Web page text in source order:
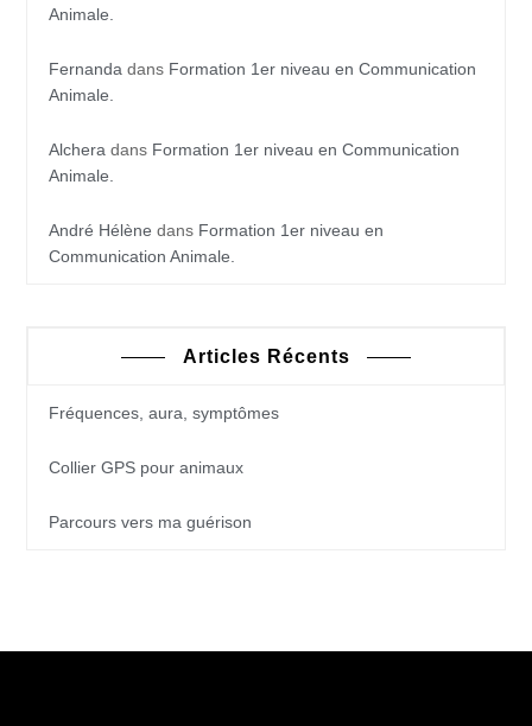
Animale.
Fernanda dans Formation 1er niveau en Communication
Animale.
Alchera dans Formation 1er niveau en Communication
Animale.
André Hélène dans Formation 1er niveau en
Communication Animale.
Articles Récents
Fréquences, aura, symptômes
Collier GPS pour animaux
Parcours vers ma guérison